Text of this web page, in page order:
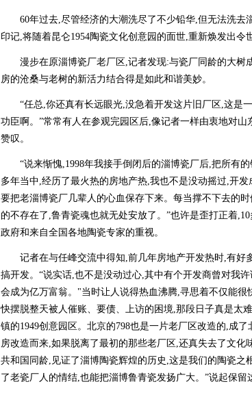
60年过去,尽管经济的大潮洗尽了不少铅华,但无法洗去
印记,将随着昆仑1954陶瓷文化创意园的面世,重新焕发出令
漫步在原淄博瓷厂老厂区,记者发现:与瓷厂同龄的大树
房的沧桑与老树的新活力结合得是如此和谐美妙。
“任总,你还真有长远眼光,没急着开发这片旧厂区,这是
功臣啊。”常常有人在参观完园区后,像记者一样由衷地对
赞叹。
“说来惭愧,1998年我接手倒闭后的淄博瓷厂后,把所有的
多年当中,经历了最火热的房地产热,我也不是没动摇过,开
要把老淄博瓷厂几辈人的心血保存下来。每当撑不下去的
的不存在了,鲁青瓷魂也就无处安放了。”也许是歪打正着
政府和来自全国各地陶瓷专家的重视。
记者在与任峰交流中得知,前几年房地产开发热时,有好
搞开发。“说实话,也不是没动过心,其中有个开发商曾对我
会成为亿万富翁。"当时让人说得热血沸腾,寻思着不仅能
快摆脱整天被人催账、要债、上访的困境,那段日子真是太
镇的1949创意园区。北京的798也是一片老厂区改造的,成
房改造而来,如果脱离了最初的那些老厂区,还真失去了文
共和国同龄,见证了淄博陶瓷辉煌的历史,这是我们的陶瓷之
了老瓷厂人的情结,也能把淄博鲁青瓷发扬广大。”说起保留